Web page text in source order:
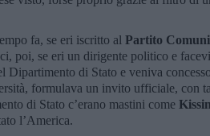
fa, se eri iscritto al Partito
poi, se eri un dirigente politico e
Dipartimento di Stato e veniva
formulava un invito ufficiale, con
di Stato c’erano mastini come
l’America.